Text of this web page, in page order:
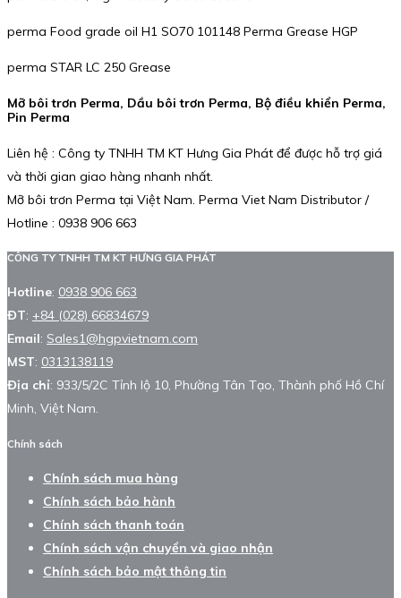
perma Food grade oil H1 SO70 101148 Perma Grease HGP
perma STAR LC 250 Grease
Mỡ bôi trơn Perma, Dầu bôi trơn Perma, Bộ điều khiển Perma,
Pin Perma
Liên hệ : Công ty TNHH TM KT Hưng Gia Phát để được hỗ trợ giá
và thời gian giao hàng nhanh nhất.
Mỡ bôi trơn Perma tại Việt Nam. Perma Viet Nam Distributor /
Hotline : 0938 906 663
CÔNG TY TNHH TM KT HƯNG GIA PHÁT
Hotline: 0938 906 663
ĐT: +84 (028) 66834679
Email: Sales1@hgpvietnam.com
MST: 0313138119
Địa chỉ: 933/5/2C Tỉnh lộ 10, Phường Tân Tạo, Thành phố Hồ Chí
Minh, Việt Nam.
Chính sách
Chính sách mua hàng
Chính sách bảo hành
Chính sách thanh toán
Chính sách vận chuyển và giao nhận
Chính sách bảo mật thông tin